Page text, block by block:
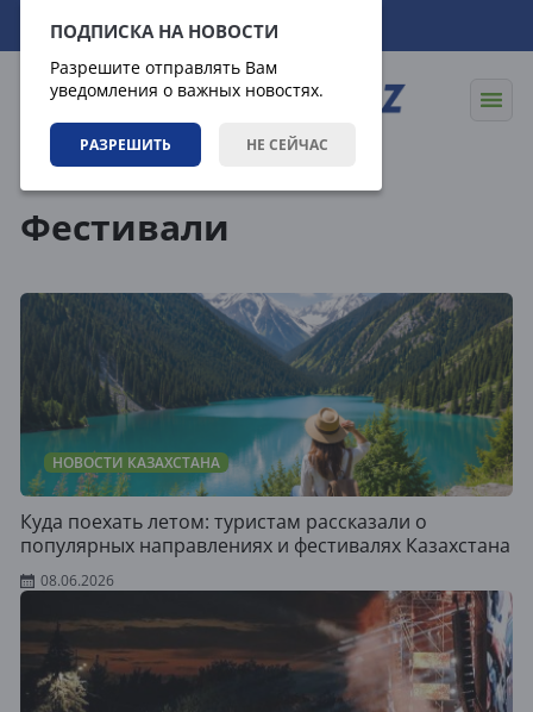
ПОДПИСКА НА НОВОСТИ
Разрешите отправлять Вам
уведомления о важных новостях.
РАЗРЕШИТЬ НЕ СЕЙЧАС
09.08.2026 19:45:02
Фестивали
НОВОСТИ КАЗАХСТАНА
Куда поехать летом: туристам рассказали о
популярных направлениях и фестивалях Казахстана
08.06.2026